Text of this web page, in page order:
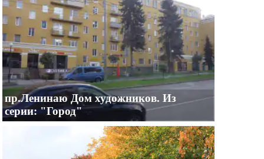
пр.Ленинаю Дом художников. Из
серии: "Город"